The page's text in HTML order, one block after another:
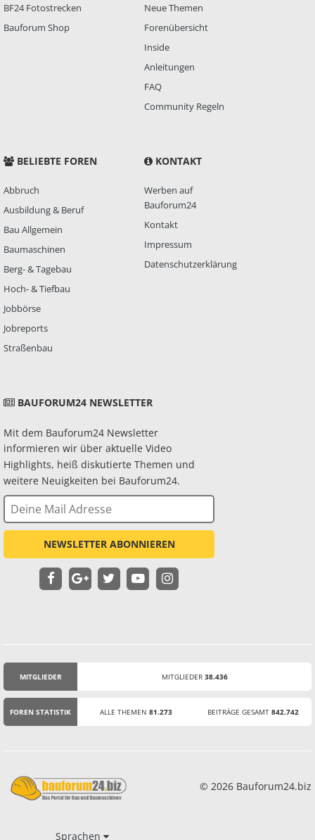
BF24 Fotostrecken
Bauforum Shop
Neue Themen
Forenübersicht
Inside
Anleitungen
FAQ
Community Regeln
BELIEBTE FOREN
Abbruch
Ausbildung & Beruf
Bau Allgemein
Baumaschinen
Berg- & Tagebau
Hoch- & Tiefbau
Jobbörse
Jobreports
Straßenbau
KONTAKT
Werben auf
Bauforum24
Kontakt
Impressum
Datenschutzerklärung
BAUFORUM24 NEWSLETTER
Mit dem Bauforum24 Newsletter
informieren wir über aktuelle Video
Highlights, heiß diskutierte Themen und
weitere Neuigkeiten bei Bauforum24.
NEWSLETTER ABONNIEREN
MITGLIEDER MITGLIEDER 38.436
FOREN STATISTIK ALLE THEMEN 81.273 BEITRÄGE GESAMT 842.742
© 2026 Bauforum24.biz
Sprachen